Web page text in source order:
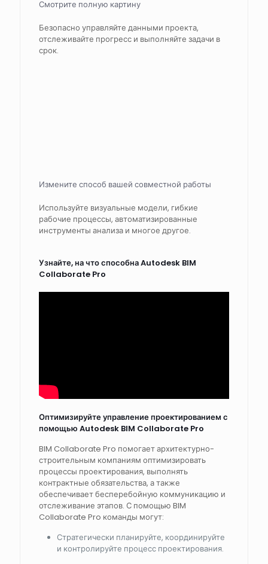
Смотрите полную картину
Безопасно управляйте данными проекта,
отслеживайте прогресс и выполняйте задачи в
срок.
Измените способ вашей совместной работы
Используйте визуальные модели, гибкие
рабочие процессы, автоматизированные
инструменты анализа и многое другое.
Узнайте, на что способна Autodesk BIM
Collaborate Pro
Оптимизируйте управление проектированием с
помощью Autodesk BIM Collaborate Pro
BIM Collaborate Pro помогает архитектурно-
строительным компаниям оптимизировать
процессы проектирования, выполнять
контрактные обязательства, а также
обеспечивает бесперебойную коммуникацию и
отслеживание этапов. С помощью BIM
Collaborate Pro команды могут:
Стратегически планируйте, координируйте
и контролируйте процесс проектирования.